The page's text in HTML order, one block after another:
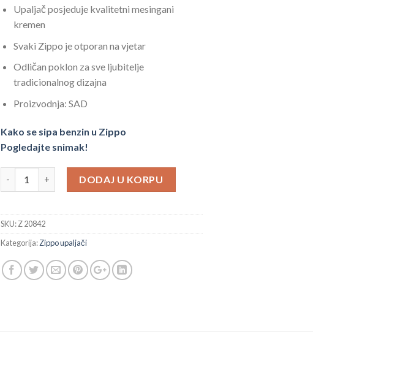
Upaljač posjeduje kvalitetni mesingani
kremen
Svaki Zippo je otporan na vjetar
Odličan poklon za sve ljubitelje
tradicionalnog dizajna
Proizvodnja: SAD
Kako se sipa benzin u Zippo
Pogledajte snimak!
DODAJ U KORPU
SKU:Z 20842
Kategorija:Zippo upaljači